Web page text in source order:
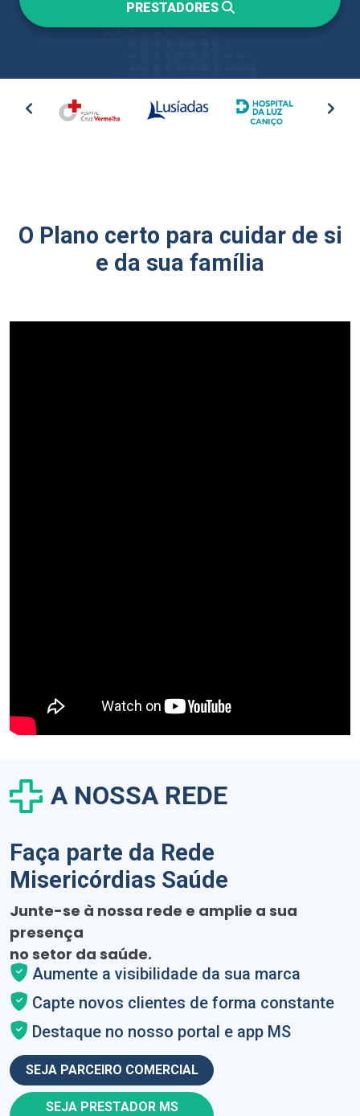
PRESTADORES
O Plano certo para cuidar de si
e da sua família
A NOSSA REDE
Faça parte da Rede
Misericórdias Saúde
Junte-se à nossa rede e amplie a sua
presença
no setor da saúde.
Aumente a visibilidade da sua marca
Capte novos clientes de forma constante
Destaque no nosso portal e app MS
SEJA PARCEIRO COMERCIAL
SEJA PRESTADOR MS